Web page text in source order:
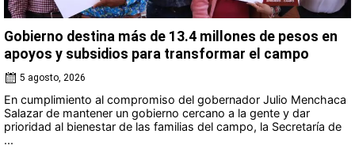
Gobierno destina más de 13.4 millones de pesos en
apoyos y subsidios para transformar el campo
5 agosto, 2026
En cumplimiento al compromiso del gobernador Julio Menchaca
Salazar de mantener un gobierno cercano a la gente y dar
prioridad al bienestar de las familias del campo, la Secretaría de
...